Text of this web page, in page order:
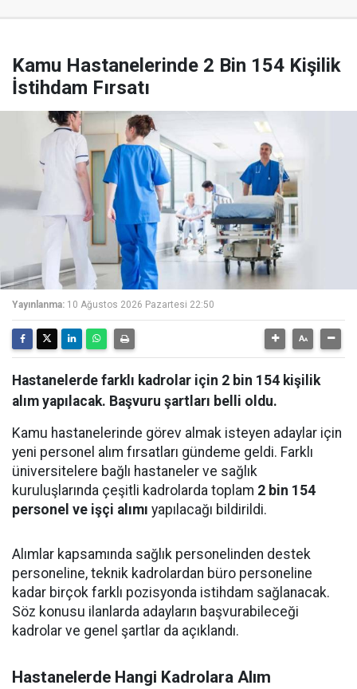
Kamu Hastanelerinde 2 Bin 154 Kişilik
İstihdam Fırsatı
Yayınlanma: 10 Ağustos 2026 Pazartesi 22:50
Hastanelerde farklı kadrolar için 2 bin 154 kişilik
alım yapılacak. Başvuru şartları belli oldu.
Kamu hastanelerinde görev almak isteyen adaylar için
yeni personel alım fırsatları gündeme geldi. Farklı
üniversitelere bağlı hastaneler ve sağlık
kuruluşlarında çeşitli kadrolarda toplam 2 bin 154
personel ve işçi alımı yapılacağı bildirildi.
Alımlar kapsamında sağlık personelinden destek
personeline, teknik kadrolardan büro personeline
kadar birçok farklı pozisyonda istihdam sağlanacak.
Söz konusu ilanlarda adayların başvurabileceği
kadrolar ve genel şartlar da açıklandı.
Hastanelerde Hangi Kadrolara Alım